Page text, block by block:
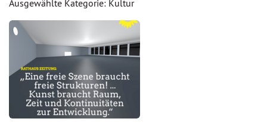
Ausgewählte Kategorie: Kultur